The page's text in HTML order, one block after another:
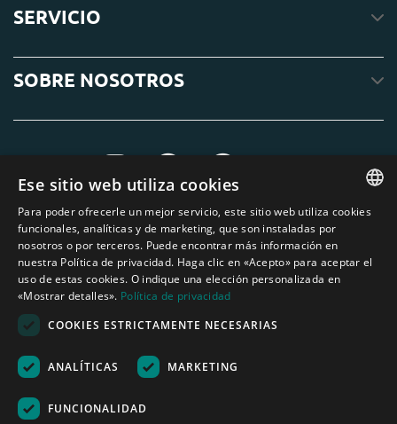
SERVICIO
SOBRE NOSOTROS
Ninguno de los textos o fotos de esta página web pueden ser utilizados sin
Nederland|Deutschland
DUTCH
GERMAN
Ese sitio web utiliza cookies
Para poder ofrecerle un mejor servicio, este sitio web utiliza cookies
funcionales, analíticas y de marketing, que son instaladas por
nosotros o por terceros. Puede encontrar más información en
nuestra Política de privacidad. Haga clic en «Acepto» para aceptar el
uso de estas cookies. O indique una elección personalizada en
«Mostrar detalles». Política de privacidad
COOKIES ESTRICTAMENTE NECESARIAS
ANALÍTICAS MARKETING
FUNCIONALIDAD